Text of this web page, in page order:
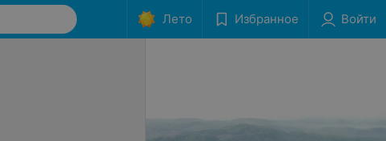
Лето Избранное Войти